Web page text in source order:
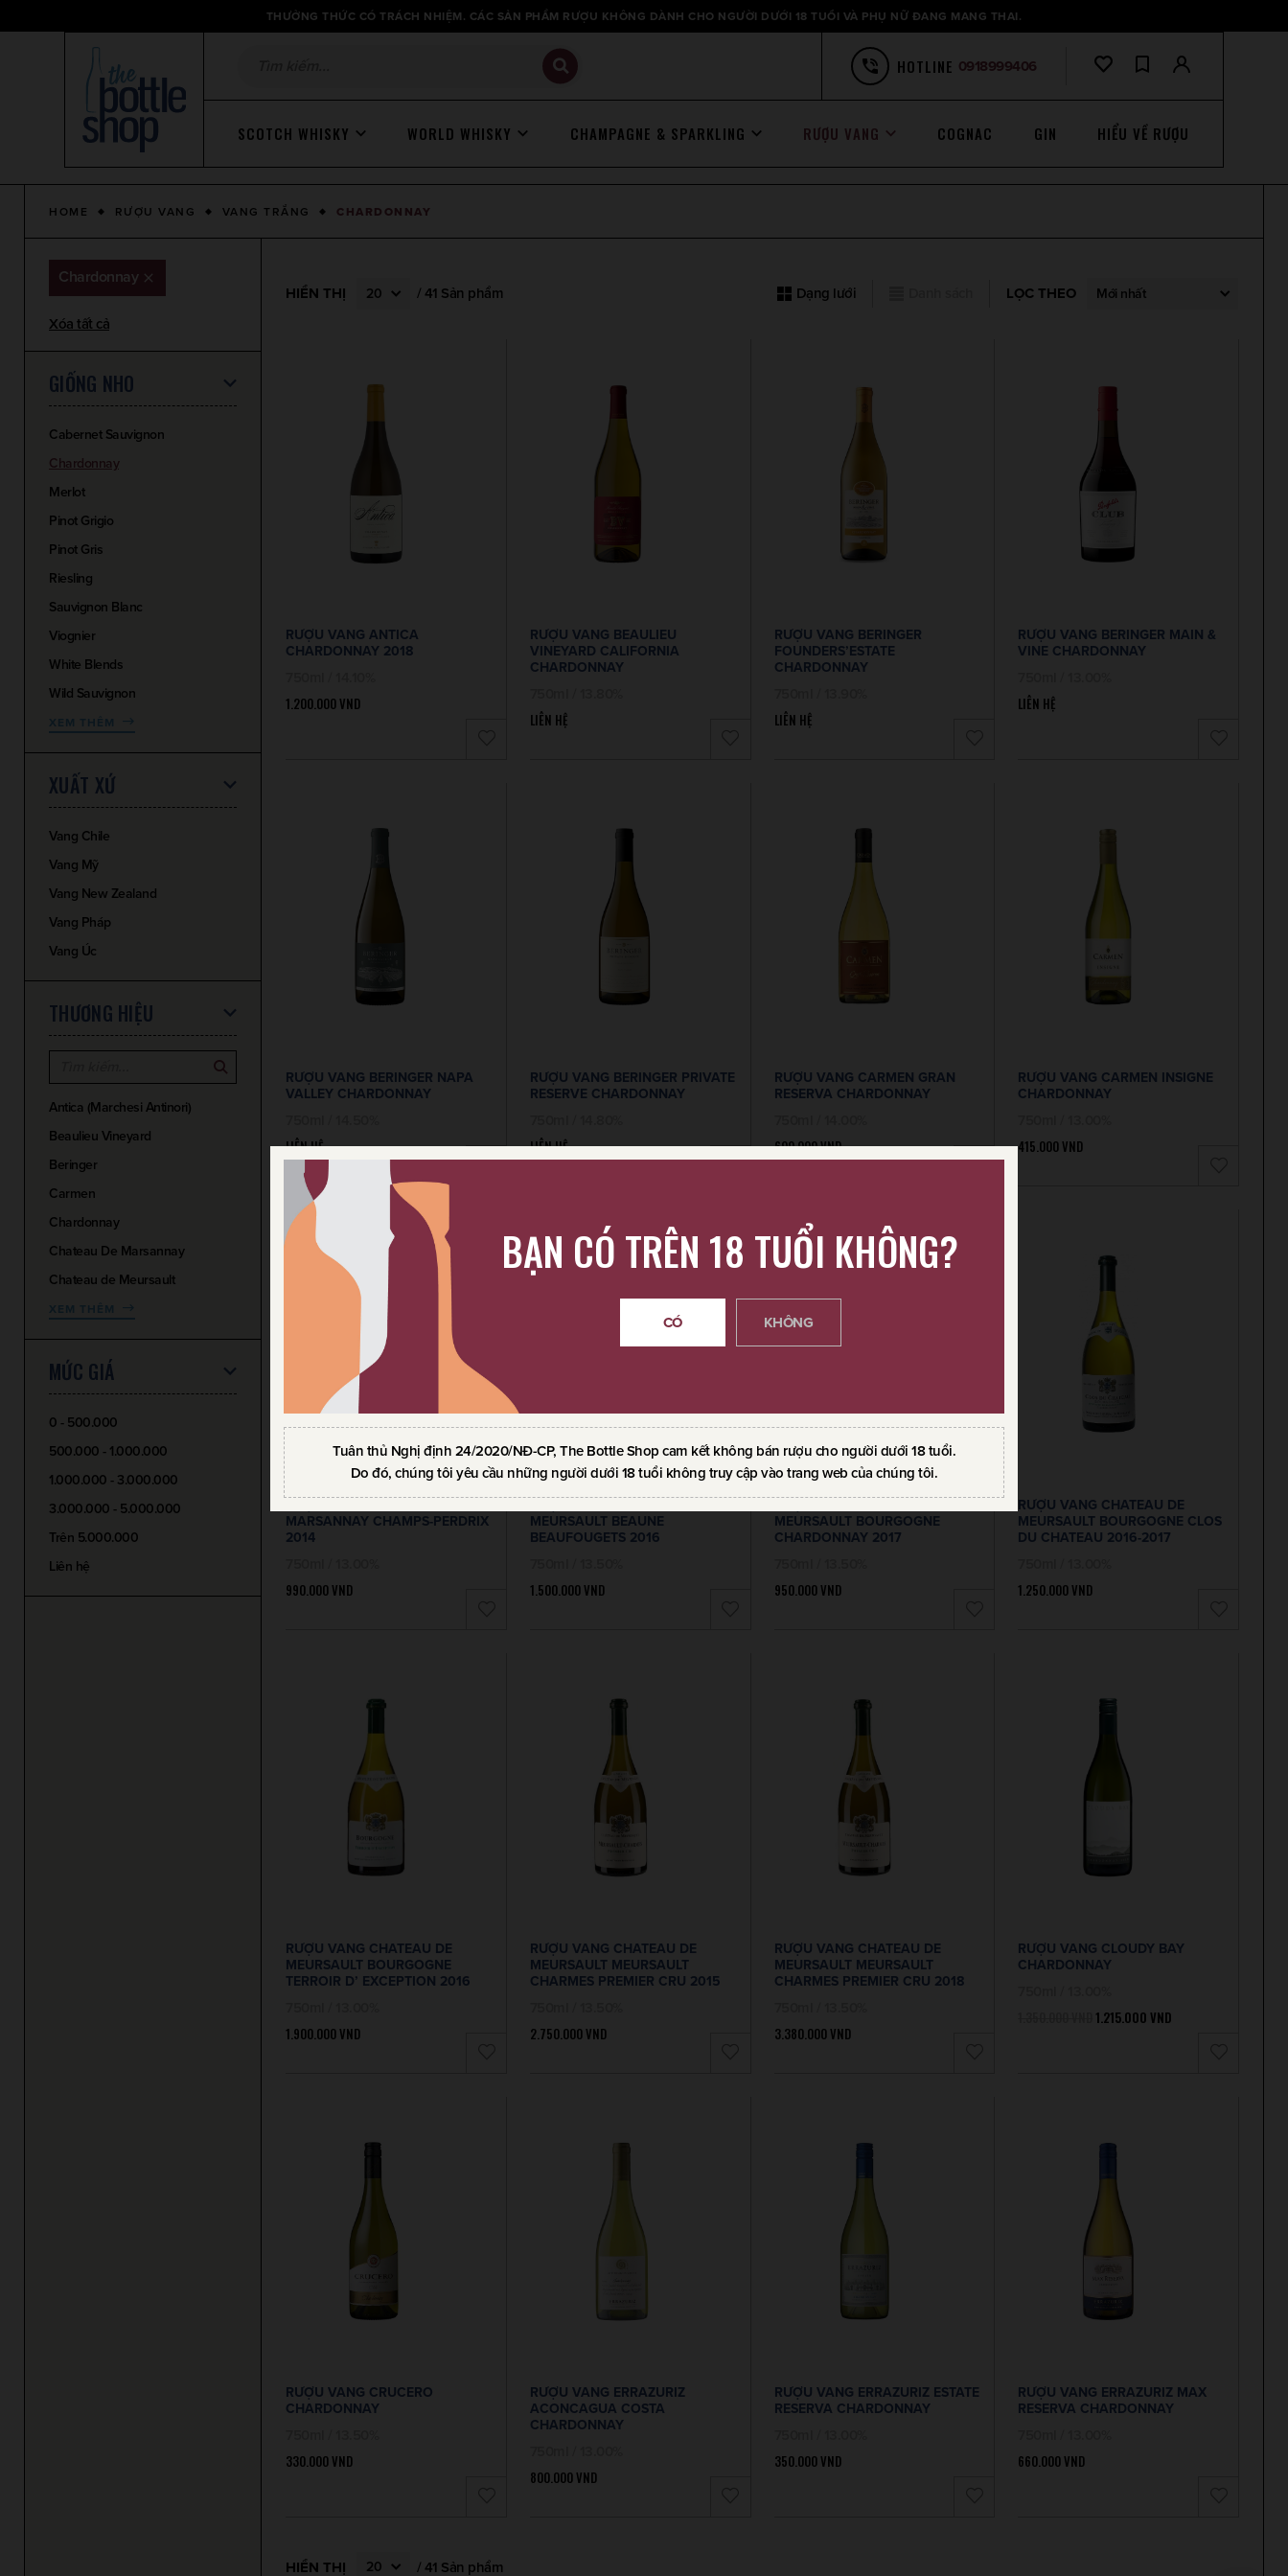
BẠN CÓ TRÊN 18 TUỔI KHÔNG?
CÓ KHÔNG
Tuân thủ Nghị định 24/2020/NĐ-CP, The Bottle Shop cam kết không bán rượu cho người dưới 18 tuổi.
Do đó, chúng tôi yêu cầu những người dưới 18 tuổi không truy cập vào trang web của chúng tôi.
THƯỞNG THỨC CÓ TRÁCH NHIỆM. CÁC SẢN PHẨM RƯỢU KHÔNG DÀNH CHO NGƯỜI DƯỚI 18 TUỔI VÀ PHỤ NỮ ĐANG MANG THAI.
HOTLINE 0918999406
SCOTCH WHISKY WORLD WHISKY CHAMPAGNE & SPARKLING RƯỢU VANG COGNAC GIN HIỂU VỀ RƯỢU
HOME RƯỢU VANG VANG TRẮNG CHARDONNAY
Chardonnay
Xóa tất cả
GIỐNG NHO
Cabernet Sauvignon
Chardonnay
Merlot
Pinot Grigio
Pinot Gris
Riesling
Sauvignon Blanc
Viognier
White Blends
Wild Sauvignon
XEM THÊM
XUẤT XỨ
Vang Chile
Vang Mỹ
Vang New Zealand
Vang Pháp
Vang Úc
THƯƠNG HIỆU
Antica (Marchesi Antinori)
Beaulieu Vineyard
Beringer
Carmen
Chardonnay
Chateau De Marsannay
Chateau de Meursault
XEM THÊM
MỨC GIÁ
0 - 500.000
500.000 - 1.000.000
1.000.000 - 3.000.000
3.000.000 - 5.000.000
Trên 5.000.000
Liên hệ
HIỂN THỊ 20 / 41 Sản phẩm Dạng lưới LỌC THEO Mới nhất
RƯỢU VANG ANTICA
CHARDONNAY 2018
1.200.000VND
RƯỢU VANG BEAULIEU
VINEYARD CALIFORNIA
CHARDONNAY
LIÊN HỆ
RƯỢU VANG BERINGER
FOUNDERS’ESTATE
CHARDONNAY
LIÊN HỆ
RƯỢU VANG BERINGER MAIN &
VINE CHARDONNAY
LIÊN HỆ
RƯỢU VANG BERINGER NAPA
VALLEY CHARDONNAY
LIÊN HỆ
RƯỢU VANG BERINGER PRIVATE
RESERVE CHARDONNAY
LIÊN HỆ
RƯỢU VANG CARMEN GRAN
RESERVA CHARDONNAY
600.000VND
RƯỢU VANG CARMEN INSIGNE
CHARDONNAY
415.000VND
MARSANNAY CHAMPS-PERDRIX
2014
990.000VND
MEURSAULT BEAUNE
BEAUFOUGETS 2016
1.500.000VND
MEURSAULT BOURGOGNE
CHARDONNAY 2017
950.000VND
RƯỢU VANG CHATEAU DE
MEURSAULT BOURGOGNE CLOS
DU CHATEAU 2016-2017
1.250.000VND
RƯỢU VANG CHATEAU DE
MEURSAULT BOURGOGNE
TERROIR D’ EXCEPTION 2016
1.900.000VND
RƯỢU VANG CHATEAU DE
MEURSAULT MEURSAULT
CHARMES PREMIER CRU 2015
2.750.000VND
RƯỢU VANG CHATEAU DE
MEURSAULT MEURSAULT
CHARMES PREMIER CRU 2018
3.380.000VND
RƯỢU VANG CLOUDY BAY
CHARDONNAY
1.215.000VND
RƯỢU VANG CRUCERO
CHARDONNAY
330.000VND
RƯỢU VANG ERRAZURIZ
ACONCAGUA COSTA
CHARDONNAY
800.000VND
RƯỢU VANG ERRAZURIZ ESTATE
RESERVA CHARDONNAY
350.000VND
RƯỢU VANG ERRAZURIZ MAX
RESERVA CHARDONNAY
660.000VND
HIỂN THỊ 20 / 41 Sản phẩm
báo